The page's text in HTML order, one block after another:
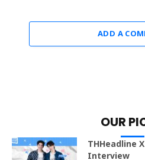
ADD A
OUR
THHeadline
Interview